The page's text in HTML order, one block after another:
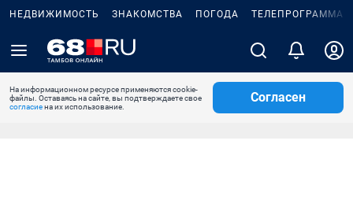
НЕДВИЖИМОСТЬ ЗНАКОМСТВА ПОГОДА ТЕЛЕПРОГРАММА
На информационном ресурсе применяются cookie-
файлы. Оставаясь на сайте, вы подтверждаете свое
согласиена их использование.
Согласен